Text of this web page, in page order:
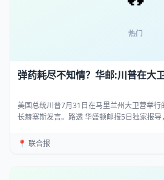
弹药耗尽不知情？华邮:川普在大
美国总统川普7月31日在马里兰州大卫营举
长赫塞斯发言。路透 华盛顿邮报5日独家报
📍 联合报